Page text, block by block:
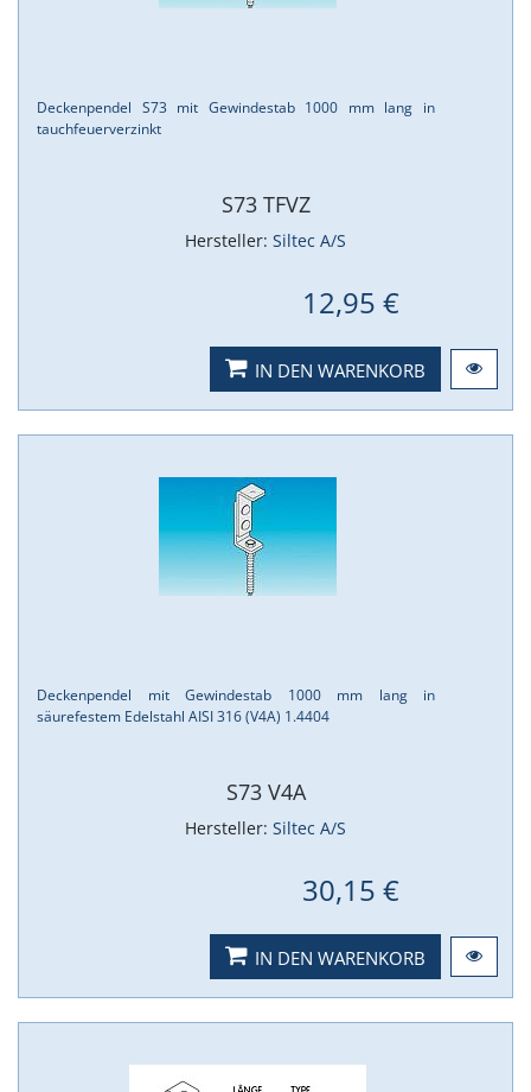
Deckenpendel S73 mit Gewindestab 1000 mm lang in
tauchfeuerverzinkt
S73 TFVZ
Hersteller: Siltec A/S
12,95 €
IN DEN WARENKORB
Deckenpendel mit Gewindestab 1000 mm lang in
säurefestem Edelstahl AISI 316 (V4A) 1.​4404
S73 V4A
Hersteller: Siltec A/S
30,15 €
IN DEN WARENKORB